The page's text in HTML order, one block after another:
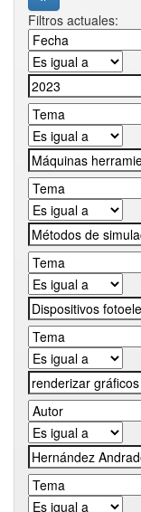
Filtros actuales: